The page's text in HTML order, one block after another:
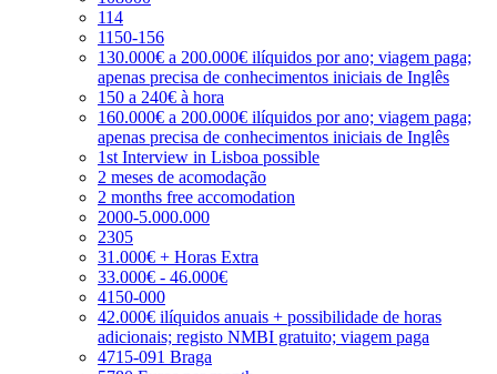
114
1150-156
130.000€ a 200.000€ ilíquidos por ano; viagem paga;
apenas precisa de conhecimentos iniciais de Inglês
150 a 240€ à hora
160.000€ a 200.000€ ilíquidos por ano; viagem paga;
apenas precisa de conhecimentos iniciais de Inglês
1st Interview in Lisboa possible
2 meses de acomodação
2 months free accomodation
2000-5.000.000
2305
31.000€ + Horas Extra
33.000€ - 46.000€
4150-000
42.000€ ilíquidos anuais + possibilidade de horas
adicionais; registo NMBI gratuito; viagem paga
4715-091 Braga